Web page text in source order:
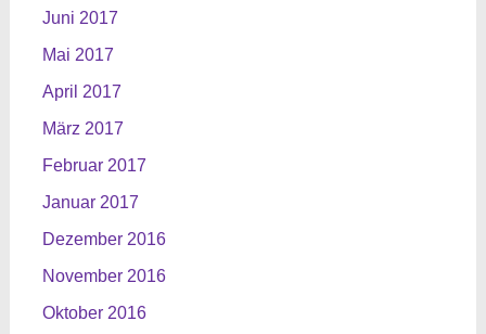
Juni 2017
Mai 2017
April 2017
März 2017
Februar 2017
Januar 2017
Dezember 2016
November 2016
Oktober 2016